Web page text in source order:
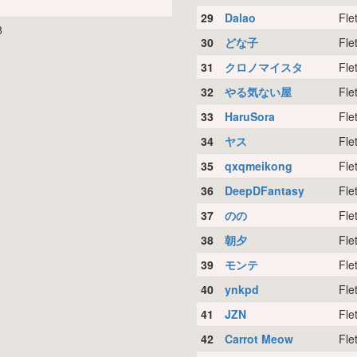
29
Dalao
30
どな子
31
クロノマイスタ
32
やる気ない屋
33
HaruSora
34
ヤス
35
qxqmeikong
36
DeepDFantasy
37
のの
38
朝夕
39
モンテ
40
ynkpd
41
JZN
42
Carrot Meow